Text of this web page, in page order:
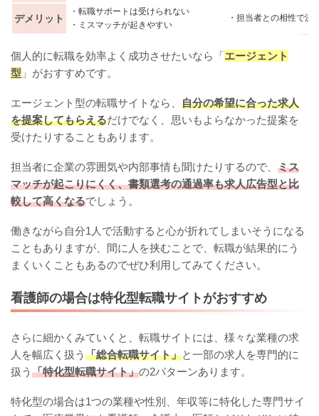
デメリット
・転職サポートは受けられない
・ミスマッチが起きやすい
・担当者との相性で決
個人的に転職を効率よく成功させたいなら「エージェント
型 」がおすすめです。
エージェント型の転職サイトなら、 自分の希望に合った求人
を提案してもらえるだけでなく、思いもよらなかった提案を
受けたりすることもあります。
担当者に企業の雰囲気や内部事情も聞けたりするので、 ミス
マッチが起こりにくく、書類選考の通過率も求人広告型と比
較して高くなるでしょう。
働きながら自分1人で活動すると心が折れてしまいそうになる
こともありますが、間に人を挟むことで、転職が結果的にう
まくいくこともあるのでぜひ利用してみてください。
看護師の場合は特化型転職サイトがおすすめ
さらに細かくみていくと、転職サイトには、様々な業種の求
人を幅広く扱う 「総合転職サイト」と一部の求人を専門的に
扱う 「特化型転職サイト」の2パターンあります。
特化型の場合は1つの業種や性別、年収等に特化した専門サイ